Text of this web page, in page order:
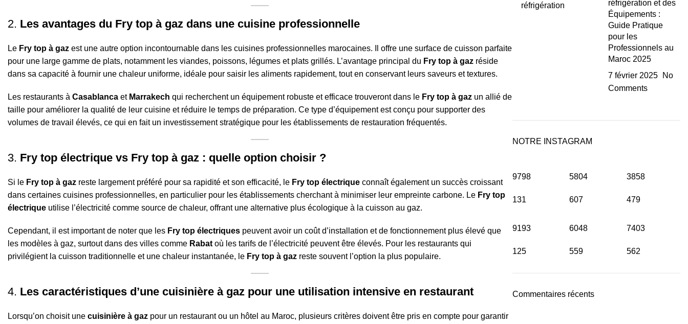
2. Les avantages du Fry top à gaz dans une cuisine professionnelle
Le Fry top à gaz est une autre option incontournable dans les cuisines professionnelles marocaines. Il offre une surface de cuisson parfaite
pour une large gamme de plats, notamment les viandes, poissons, légumes et plats grillés. L’avantage principal du Fry top à gaz réside
dans sa capacité à fournir une chaleur uniforme, idéale pour saisir les aliments rapidement, tout en conservant leurs saveurs et textures.
Les restaurants à Casablanca et Marrakech qui recherchent un équipement robuste et efficace trouveront dans le Fry top à gaz un allié de
taille pour améliorer la qualité de leur cuisine et réduire le temps de préparation. Ce type d’équipement est conçu pour supporter des
volumes de travail élevés, ce qui en fait un investissement stratégique pour les établissements de restauration fréquentés.
3. Fry top électrique vs Fry top à gaz : quelle option choisir ?
Si le Fry top à gaz reste largement préféré pour sa rapidité et son efficacité, le Fry top électrique connaît également un succès croissant
dans certaines cuisines professionnelles, en particulier pour les établissements cherchant à minimiser leur empreinte carbone. Le Fry top
électrique utilise l’électricité comme source de chaleur, offrant une alternative plus écologique à la cuisson au gaz.
Cependant, il est important de noter que les Fry top électriques peuvent avoir un coût d’installation et de fonctionnement plus élevé que
les modèles à gaz, surtout dans des villes comme Rabat où les tarifs de l’électricité peuvent être élevés. Pour les restaurants qui
privilégient la cuisson traditionnelle et une chaleur instantanée, le Fry top à gaz reste souvent l’option la plus populaire.
4. Les caractéristiques d’une cuisinière à gaz pour une utilisation intensive en restaurant
Lorsqu’on choisit une cuisinière à gaz pour un restaurant ou un hôtel au Maroc, plusieurs critères doivent être pris en compte pour garantir
réfrigération et des
Équipements :
Guide Pratique
pour les
Professionnels au
Maroc 2025
7 février 2025
No
Comments
NOTRE INSTAGRAM
9798
131
5804
607
3858
479
9193
125
6048
559
7403
562
Commentaires récents